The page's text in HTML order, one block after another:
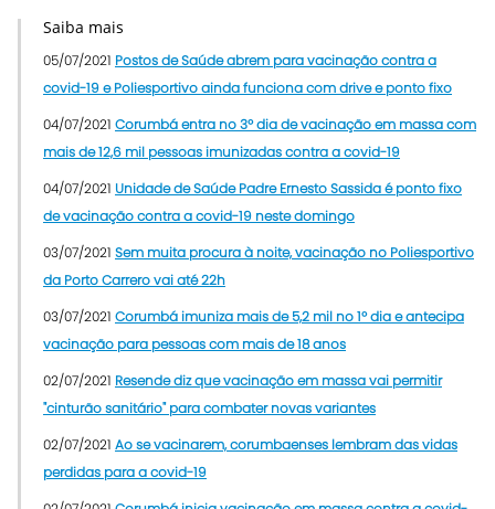
Saiba mais
05/07/2021 Postos de Saúde abrem para vacinação contra a
covid-19 e Poliesportivo ainda funciona com drive e ponto fixo
04/07/2021 Corumbá entra no 3º dia de vacinação em massa com
mais de 12,6 mil pessoas imunizadas contra a covid-19
04/07/2021 Unidade de Saúde Padre Ernesto Sassida é ponto fixo
de vacinação contra a covid-19 neste domingo
03/07/2021 Sem muita procura à noite, vacinação no Poliesportivo
da Porto Carrero vai até 22h
03/07/2021 Corumbá imuniza mais de 5,2 mil no 1º dia e antecipa
vacinação para pessoas com mais de 18 anos
02/07/2021 Resende diz que vacinação em massa vai permitir
"cinturão sanitário" para combater novas variantes
02/07/2021 Ao se vacinarem, corumbaenses lembram das vidas
perdidas para a covid-19